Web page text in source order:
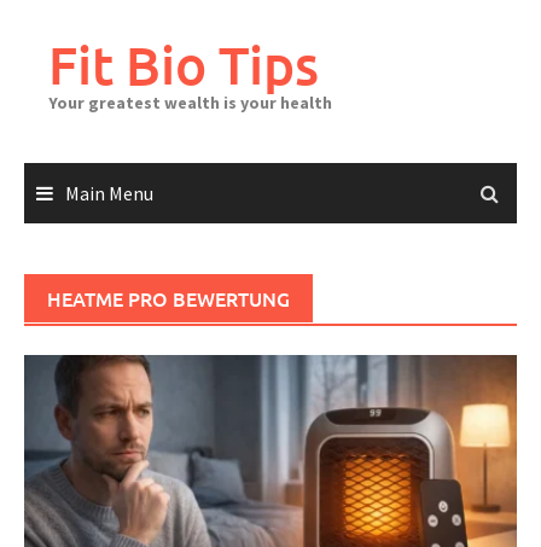
contentFit Bio Tips
Your greatest wealth is your health
Main Menu
HEATME PRO BEWERTUNG